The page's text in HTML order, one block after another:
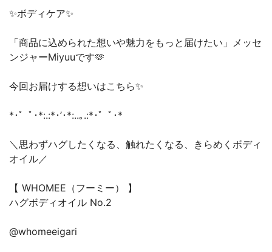
✨ボディケア✨
「商品に込められた想いや魅力をもっと届けたい」メッセ
ンジャーMiyuuです🫶
今回お届けする想いはこちら✨
*･゜ﾟ･*:.:*･’･*:..｡.:*･゜ﾟ･*
＼思わずハグしたくなる、触れたくなる、きらめくボディ
オイル／
【 WHOMEE（フーミー） 】
ハグボディオイル No.2
@whomeeigari